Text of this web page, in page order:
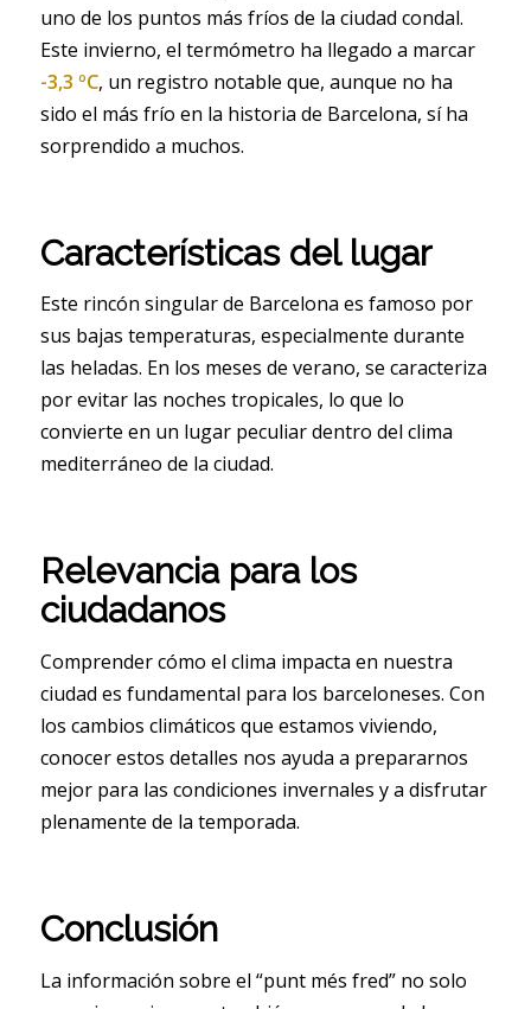
uno de los puntos más fríos de la ciudad condal.
Este invierno, el termómetro ha llegado a marcar
-3,3 ºC, un registro notable que, aunque no ha
sido el más frío en la historia de Barcelona, sí ha
sorprendido a muchos.
Características del lugar
Este rincón singular de Barcelona es famoso por
sus bajas temperaturas, especialmente durante
las heladas. En los meses de verano, se caracteriza
por evitar las noches tropicales, lo que lo
convierte en un lugar peculiar dentro del clima
mediterráneo de la ciudad.
Relevancia para los
ciudadanos
Comprender cómo el clima impacta en nuestra
ciudad es fundamental para los barceloneses. Con
los cambios climáticos que estamos viviendo,
conocer estos detalles nos ayuda a prepararnos
mejor para las condiciones invernales y a disfrutar
plenamente de la temporada.
Conclusión
La información sobre el “punt més fred” no solo